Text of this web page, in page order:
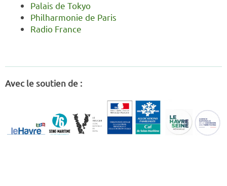
Palais de Tokyo
Philharmonie de Paris
Radio France
Avec le soutien de :